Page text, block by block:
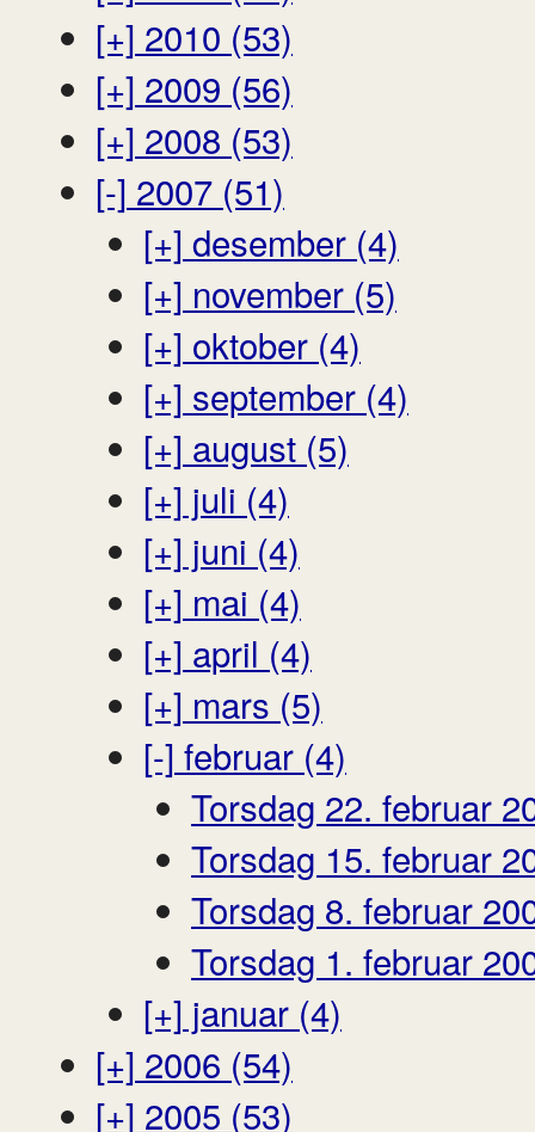
[+] 2010 (53)
[+] 2009 (56)
[+] 2008 (53)
[-] 2007 (51)
[+] desember (4)
[+] november (5)
[+] oktober (4)
[+] september (4)
[+] august (5)
[+] juli (4)
[+] juni (4)
[+] mai (4)
[+] april (4)
[+] mars (5)
[-] februar (4)
Torsdag 22. februar
Torsdag 15. februar
Torsdag 8. februar
Torsdag 1. februar
[+] januar (4)
[+] 2006 (54)
[+] 2005 (53)